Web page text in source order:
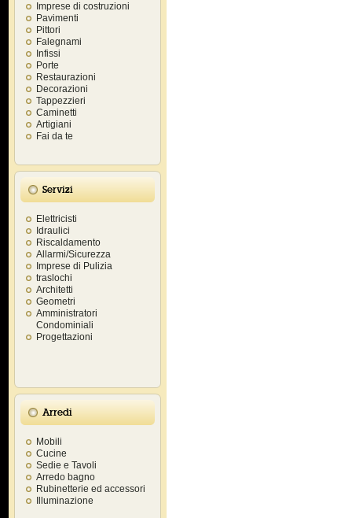
Imprese di costruzioni
Pavimenti
Pittori
Falegnami
Infissi
Porte
Restaurazioni
Decorazioni
Tappezzieri
Caminetti
Artigiani
Fai da te
Servizi
Elettricisti
Idraulici
Riscaldamento
Allarmi/Sicurezza
Imprese di Pulizia
traslochi
Architetti
Geometri
Amministratori
Condominiali
Progettazioni
Arredi
Mobili
Cucine
Sedie e Tavoli
Arredo bagno
Rubinetterie ed accessori
Illuminazione